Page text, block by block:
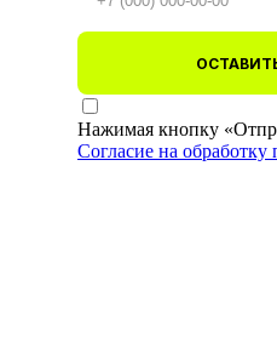
Нажимая кнопку
Согласие на